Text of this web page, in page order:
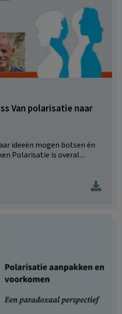
Van polarisatie naar
ideeën mogen botsen én
Polarisatie is overal....